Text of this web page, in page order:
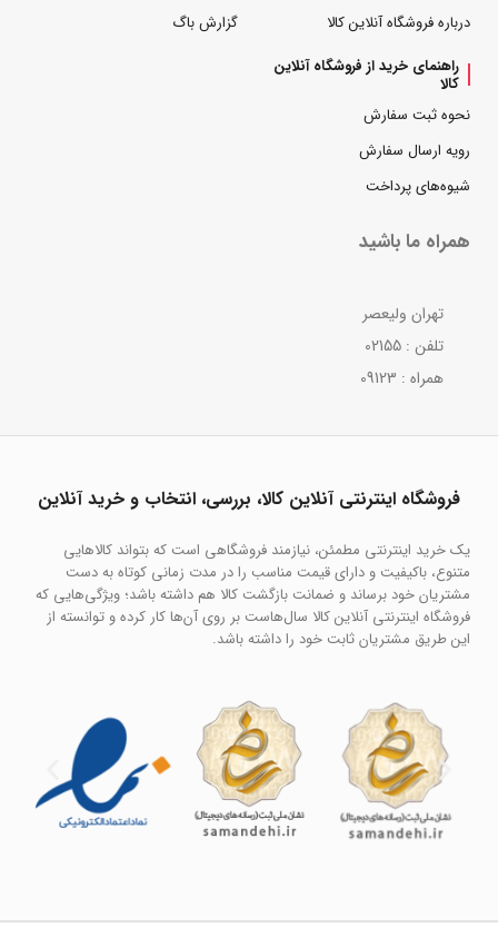
درباره فروشگاه آنلاین کالا
گزارش باگ
راهنمای خرید از فروشگاه آنلاین
کالا
نحوه ثبت سفارش
رویه ارسال سفارش
شیوه‌های پرداخت
همراه ما باشید
تهران ولیعصر
تلفن : 02155
همراه : 09123
فروشگاه اینترنتی آنلاین کالا، بررسی، انتخاب و خرید آنلاین
یک خرید اینترنتی مطمئن، نیازمند فروشگاهی است که بتواند کالاهایی
متنوع، باکیفیت و دارای قیمت مناسب را در مدت زمانی کوتاه به دست
مشتریان خود برساند و ضمانت بازگشت کالا هم داشته باشد؛ ویژگی‌هایی که
فروشگاه اینترنتی آنلاین کالا سال‌هاست بر روی آن‌ها کار کرده و توانسته از
این طریق مشتریان ثابت خود را داشته باشد.